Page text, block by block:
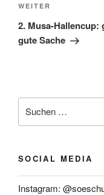
Nächster
Beitrag
WEITER
2. Musa-
gute Sache
nach:
SOCIAL MEDIA
Instagram: